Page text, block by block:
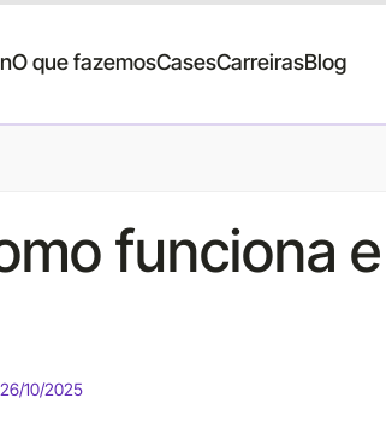
O que fazemosCasesCarreirasBlog
funciona
10/2025